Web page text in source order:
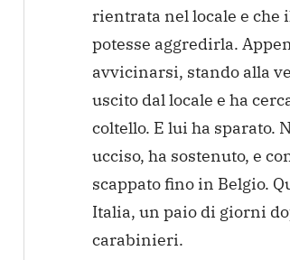
rientrata nel locale e che
potesse aggredirla.
avvicinarsi, stando alla
uscito dal locale e ha
coltello. E lui ha sparato.
ucciso, ha sostenuto, e
scappato fino in Belgio.
Italia, un paio di giorni
carabinieri.